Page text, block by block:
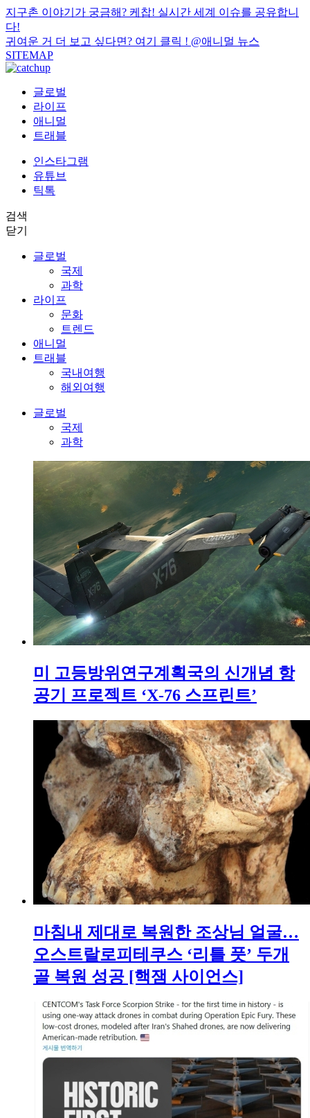
지구촌 이야기가 궁금해? 케찹! 실시간 세계 이슈를 공유합니
다!
귀여운 거 더 보고 싶다면? 여기 클릭 ! @애니멀 뉴스
SITEMAP
글로벌
라이프
애니멀
트래블
인스타그램
유튜브
틱톡
검색
닫기
글로벌
국제
과학
라이프
문화
트렌드
애니멀
트래블
국내여행
해외여행
글로벌
국제
과학
미 고등방위연구계획국의 신개념 항
공기 프로젝트 ‘X-76 스프린트’
마침내 제대로 복원한 조상님 얼굴…
오스트랄로피테쿠스 ‘리틀 풋’ 두개
골 복원 성공 [핵잼 사이언스]